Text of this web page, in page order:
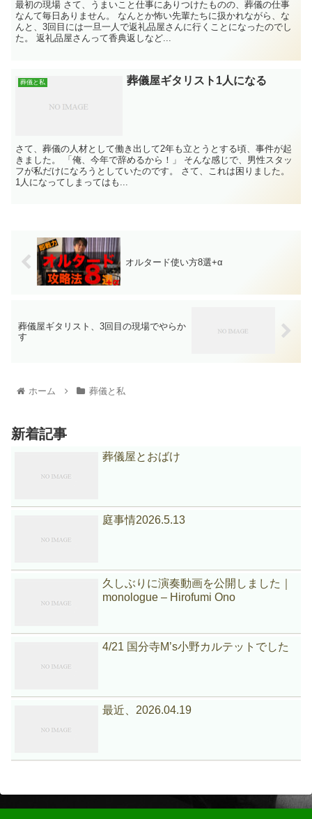
最初の現場 さて、うまいこと仕事にありつけたものの、葬儀の仕事
なんて毎日ありません。 なんとか怖い先輩たちに扱かれながら、な
んと、3回目には一旦一人で返礼品屋さんに行くことになったのでし
た。 返礼品屋さんって香典返しなど...
葬儀と私 葬儀屋ギタリスト1人になる
さて、葬儀の人材として働き出して2年も立とうとする頃、事件が起
きました。 「俺、今年で辞めるから！」 そんな感じで、男性スタッ
フが私だけになろうとしていたのです。 さて、これは困りました。
1人になってしまってはも...
オルタード使い方8選+α
葬儀屋ギタリスト、3回目の現場でやらか
す
ホーム 葬儀と私
新着記事
葬儀屋とおばけ
庭事情2026.5.13
久しぶりに演奏動画を公開しました｜
monologue – Hirofumi Ono
4/21 国分寺M’s小野カルテットでした
最近、2026.04.19